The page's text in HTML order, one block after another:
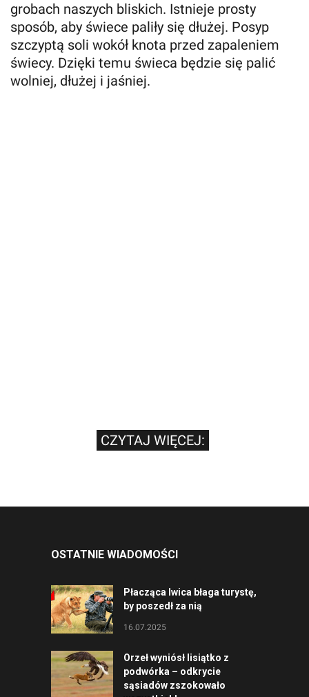
grobach naszych bliskich. Istnieje prosty
sposób, aby świece paliły się dłużej. Posyp
szczyptą soli wokół knota przed zapaleniem
świecy. Dzięki temu świeca będzie się palić
wolniej, dłużej i jaśniej.
CZYTAJ WIĘCEJ:
OSTATNIE WIADOMOŚCI
Płacząca lwica błaga turystę,
by poszedł za nią
16.07.2025
Orzeł wyniósł lisiątko z
podwórka – odkrycie
sąsiadów zszokowało